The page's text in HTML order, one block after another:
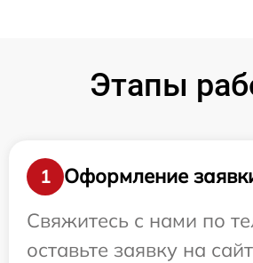
Этапы
1
Оформление
Свяжитесь с нами по
оставьте заявку на